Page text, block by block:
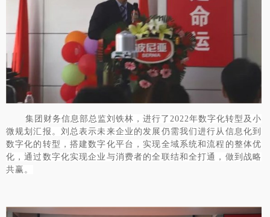
集团财务信息部总监刘铁林，进行了 2022年数字化转型及小
微规划汇报。刘总表示未来企业的发展仍需我们进行从信息化到
数字化的转型，搭建数字化平台，实现全域系统和流程的整体优
化，通过数字化实现企业与消费者的全联结和全打通，做到战略
共赢。